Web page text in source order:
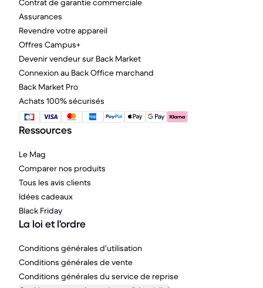
Contrat de garantie commerciale
Assurances
Revendre votre appareil
Offres Campus+
Devenir vendeur sur Back Market
Connexion au Back Office marchand
Back Market Pro
Achats 100% sécurisés
Ressources
Le Mag
Comparer nos produits
Tous les avis clients
Idées cadeaux
Black Friday
La loi et l'ordre
Conditions générales d'utilisation
Conditions générales de vente
Conditions générales du service de reprise